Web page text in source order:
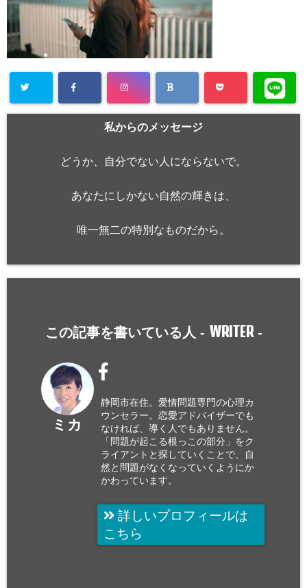
私からのメッセージ
どうか、自分でない人にならないで。
あなたにしかない自然の輝きは、
唯一無二の特別なものだから。
この記事を書いている人 - WRITER-
ミカ
静岡市在住。愛情問題専門の心理カ
ウンセラー。恋愛アドバイザーでも
なければ、導く人でもありません。
「問題が起こる根っこの部分」をク
ライアントと探していくことで、自
然と問題がなくなっていくようにか
かわっています。
詳しいプロフィールは
こちら